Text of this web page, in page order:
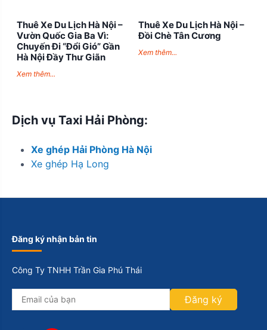
Thuê Xe Du Lịch Hà Nội –
Vườn Quốc Gia Ba Vì:
Chuyến Đi “Đổi Gió” Gần
Hà Nội Đầy Thư Giãn
Xem thêm...
Thuê Xe Du Lịch Hà Nội –
Đồi Chè Tân Cương
Xem thêm...
Dịch vụ Taxi Hải Phòng:
Xe ghép Hải Phòng Hà Nội
Xe ghép Hạ Long
Đăng ký nhận bản tin
Công Ty TNHH Trần Gia Phú Thái
Đăng ký